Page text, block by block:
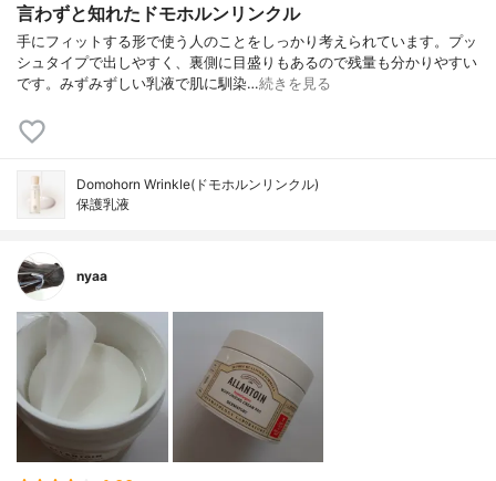
言わずと知れたドモホルンリンクル
手にフィットする形で使う人のことをしっかり考えられています。プッ
シュタイプで出しやすく、裏側に目盛りもあるので残量も分かりやすい
です。みずみずしい乳液で肌に馴染…続きを見る
Domohorn Wrinkle(ドモホルンリンクル)
保護乳液
nyaa